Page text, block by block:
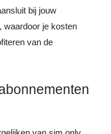
bij jouw
waardoor je kosten
van de